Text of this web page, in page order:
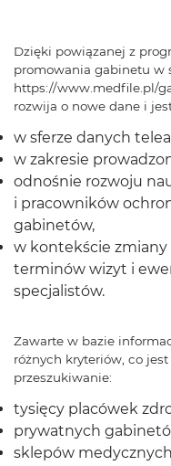
Dzięki powiązanej z
promowania gabinetu w
https://www.medfile.pl/
rozwija o nowe dane i
w sferze danych
w zakresie
odnośnie rozwoju
i pracowników
gabinetów,
w kontekście zmiany
terminów wizyt i
specjalistów.
Zawarte w bazie
różnych kryteriów, co
przeszukiwanie:
tysięcy placówek
prywatnych
sklepów